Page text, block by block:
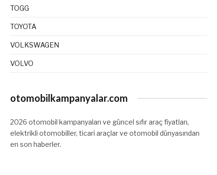
TOGG
TOYOTA
VOLKSWAGEN
VOLVO
otomobilkampanyalar.com
2026 otomobil kampanyaları ve güncel sıfır araç fiyatları,
elektrikli otomobiller, ticari araçlar ve otomobil dünyasından
en son haberler.